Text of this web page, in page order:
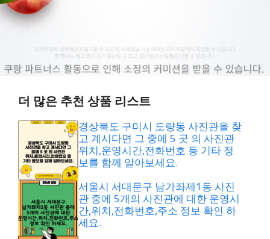
더 많은 추천 상품 리스트
경상북도 구미시 도량동 사진관을 찾
고 계시다면 그 중에 5 곳 의 사진관
위치,운영시간,전화번호 등 기타 정
보를 함께 알아보세요.
서울시 서대문구 남가좌제1동 사진
관 중에 5개의 사진관에 대한 운영시
간,위치,전화번호,주소 정보 확인 하
세요.